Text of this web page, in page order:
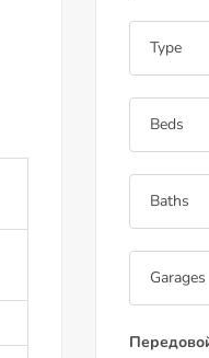
Type
Beds
Baths
Garages